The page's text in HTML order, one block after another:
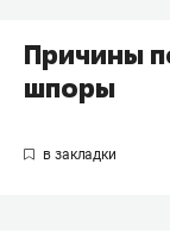
Причины
шпоры